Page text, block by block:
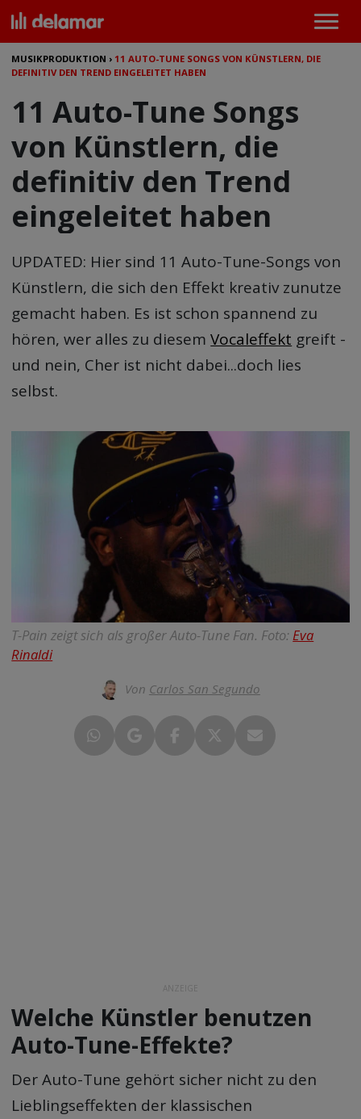
MUSIKPRODUKTION › 11 AUTO-TUNE SONGS VON KÜNSTLERN, DIE
DEFINITIV DEN TREND EINGELEITET HABEN
11 Auto-Tune Songs
von Künstlern, die
definitiv den Trend
eingeleitet haben
UPDATED: Hier sind 11 Auto-Tune-Songs von
Künstlern, die sich den Effekt kreativ zunutze
gemacht haben. Es ist schon spannend zu
hören, wer alles zu diesemVocaleffekt greift -
und nein, Cher ist nicht dabei...doch lies
selbst.
T-Pain zeigt sich als großer Auto-Tune Fan. Foto:Eva
Rinaldi
Von Carlos San Segundo
ANZEIGE
Welche Künstler benutzen
Auto-Tune-Effekte?
Der Auto-Tune gehört sicher nicht zu den
Lieblingseffekten der klassischen